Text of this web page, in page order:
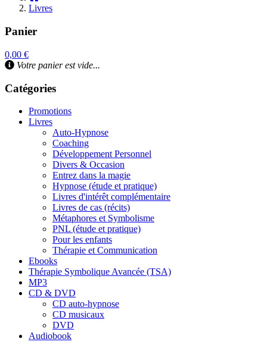
Livres
Panier
0,00 €
Votre panier est vide...
Catégories
Promotions
Livres
Auto-Hypnose
Coaching
Développement Personnel
Divers & Occasion
Entrez dans la magie
Hypnose (étude et pratique)
Livres d'intérêt complémentaire
Livres de cas (récits)
Métaphores et Symbolisme
PNL (étude et pratique)
Pour les enfants
Thérapie et Communication
Ebooks
Thérapie Symbolique Avancée (TSA)
MP3
CD & DVD
CD auto-hypnose
CD musicaux
DVD
Audiobook